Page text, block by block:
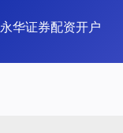
永华证券配资开户